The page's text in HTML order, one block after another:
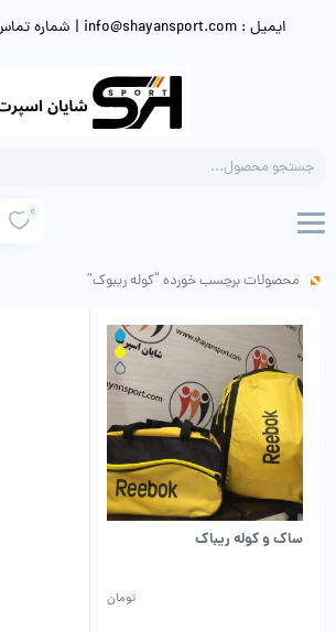
ایمیل : info@shayansport.com | شماره تماس : 09212710718
search
0
محصولات برچسب خورده “کوله ریبوک”
ساک و کوله ریباک
تومان